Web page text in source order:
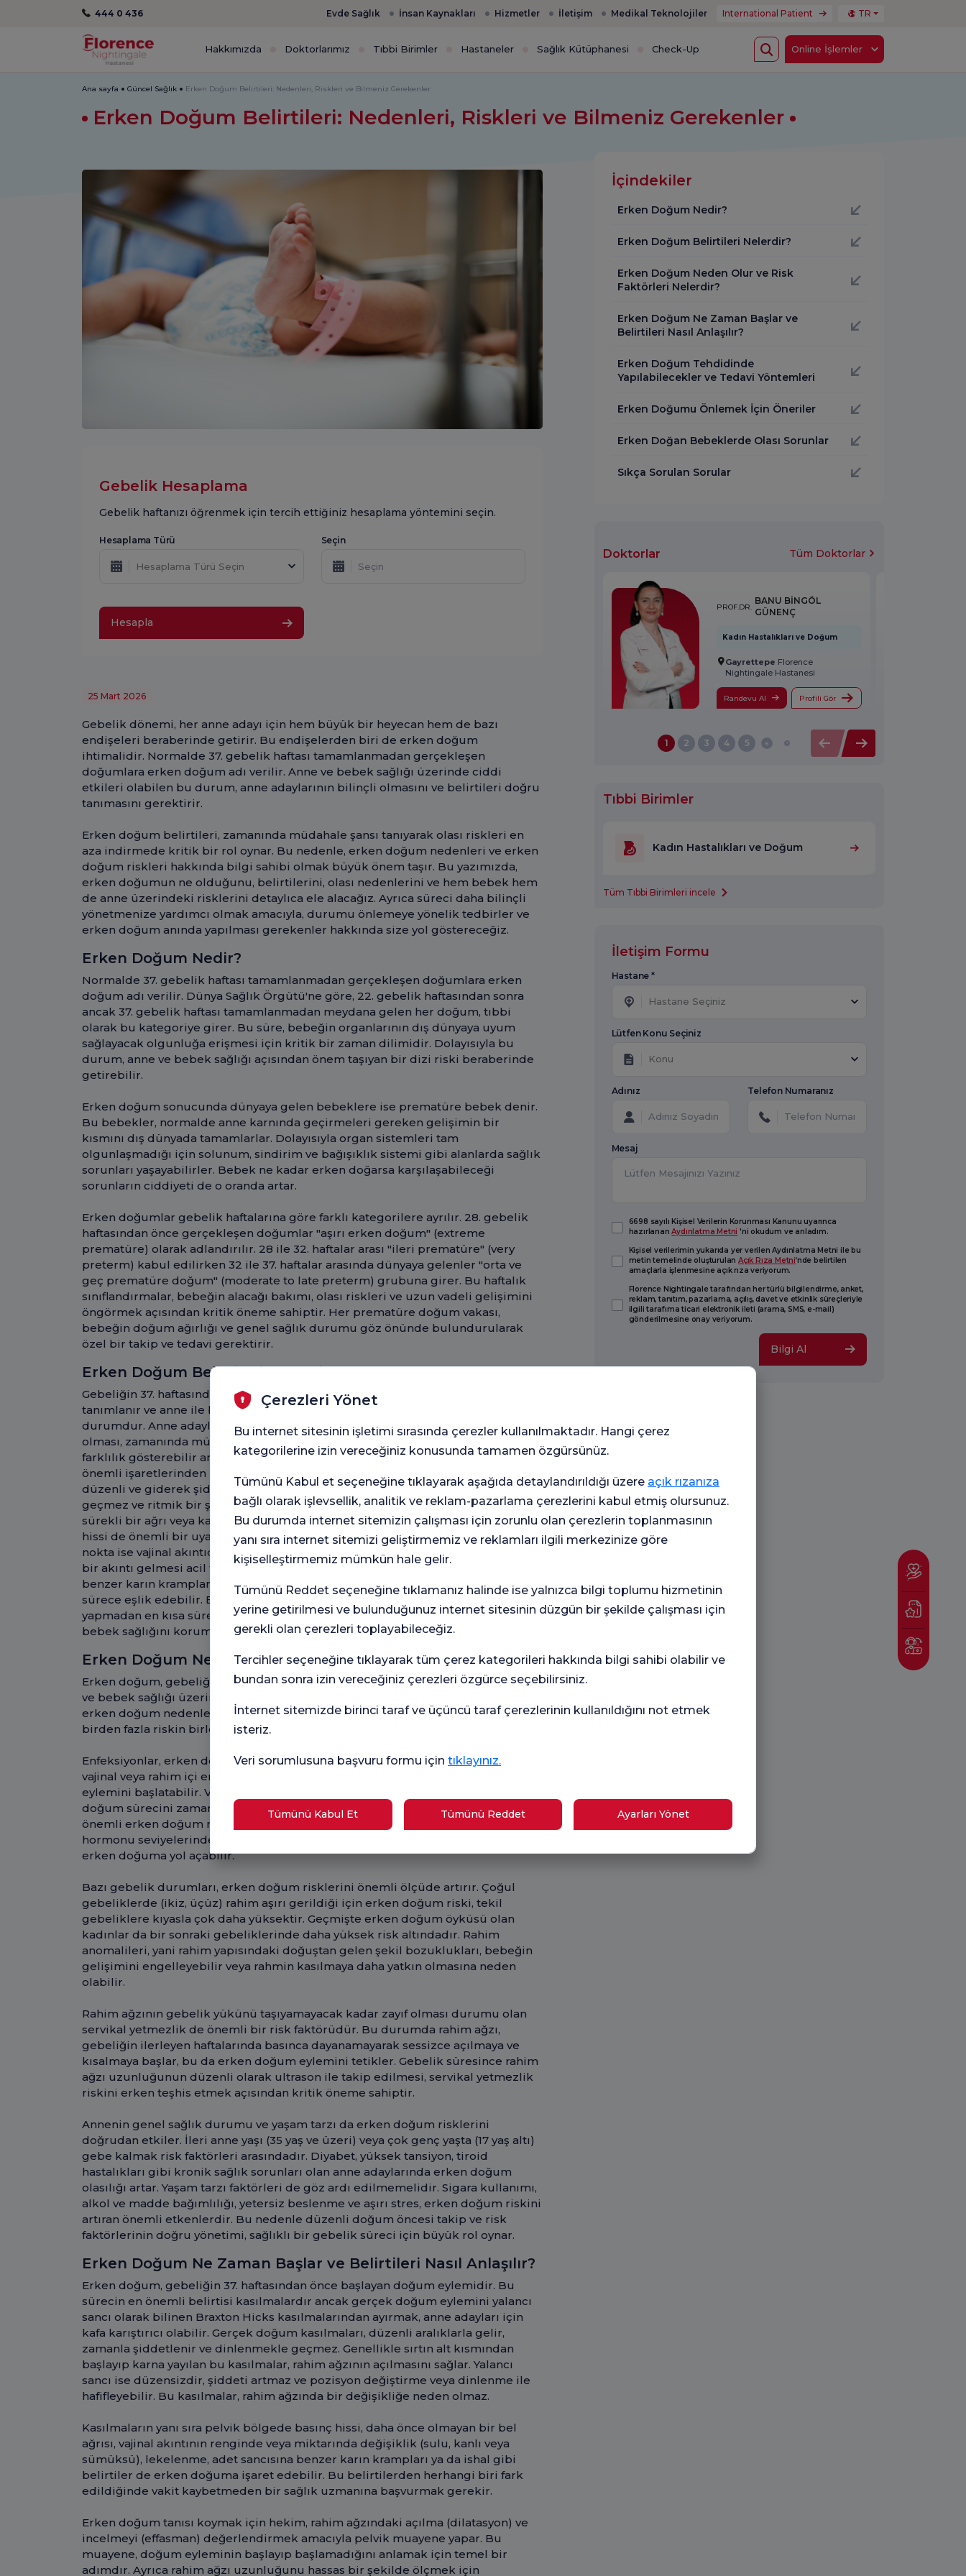
444 0 436 Evde Sağlık İnsan Kaynakları Hizmetler İletişim Medikal Teknolojiler International Patient TR
Hakkımızda Doktorlarımız Tıbbi Birimler Hastaneler Sağlık Kütüphanesi Check-Up Online İşlemler
Ana sayfa Güncel Sağlık Erken Doğum Belirtileri: Nedenleri, Riskleri ve Bilmeniz Gerekenler
Erken Doğum Belirtileri: Nedenleri, Riskleri ve Bilmeniz Gerekenler
Gebelik Hesaplama
Gebelik haftanızı öğrenmek için tercih ettiğiniz hesaplama yöntemini seçin.
Hesaplama Türü
Hesaplama Türü Seçin
Seçin
Hesapla
25 Mart 2026
Gebelik dönemi, her anne adayı için hem büyük bir heyecan hem de bazı
endişeleri beraberinde getirir. Bu endişelerden biri de erken doğum
ihtimalidir. Normalde 37. gebelik haftası tamamlanmadan gerçekleşen
doğumlara erken doğum adı verilir. Anne ve bebek sağlığı üzerinde ciddi
etkileri olabilen bu durum, anne adaylarının bilinçli olmasını ve belirtileri doğru
tanımasını gerektirir.
Erken doğum belirtileri, zamanında müdahale şansı tanıyarak olası riskleri en
aza indirmede kritik bir rol oynar. Bu nedenle, erken doğum nedenleri ve erken
doğum riskleri hakkında bilgi sahibi olmak büyük önem taşır. Bu yazımızda,
erken doğumun ne olduğunu, belirtilerini, olası nedenlerini ve hem bebek hem
de anne üzerindeki risklerini detaylıca ele alacağız. Ayrıca süreci daha bilinçli
yönetmenize yardımcı olmak amacıyla, durumu önlemeye yönelik tedbirler ve
erken doğum anında yapılması gerekenler hakkında size yol göstereceğiz.
Erken Doğum Nedir?
Normalde 37. gebelik haftası tamamlanmadan gerçekleşen doğumlara erken
doğum adı verilir. Dünya Sağlık Örgütü'ne göre, 22. gebelik haftasından sonra
ancak 37. gebelik haftası tamamlanmadan meydana gelen her doğum, tıbbi
olarak bu kategoriye girer. Bu süre, bebeğin organlarının dış dünyaya uyum
sağlayacak olgunluğa erişmesi için kritik bir zaman dilimidir. Dolayısıyla bu
durum, anne ve bebek sağlığı açısından önem taşıyan bir dizi riski beraberinde
getirebilir.
Erken doğum sonucunda dünyaya gelen bebeklere ise prematüre bebek denir.
Bu bebekler, normalde anne karnında geçirmeleri gereken gelişimin bir
kısmını dış dünyada tamamlarlar. Dolayısıyla organ sistemleri tam
olgunlaşmadığı için solunum, sindirim ve bağışıklık sistemi gibi alanlarda sağlık
sorunları yaşayabilirler. Bebek ne kadar erken doğarsa karşılaşabileceği
sorunların ciddiyeti de o oranda artar.
Erken doğumlar gebelik haftalarına göre farklı kategorilere ayrılır. 28. gebelik
haftasından önce gerçekleşen doğumlar "aşırı erken doğum" (extreme
prematüre) olarak adlandırılır. 28 ile 32. haftalar arası "ileri prematüre" (very
preterm) kabul edilirken 32 ile 37. haftalar arasında dünyaya gelenler "orta ve
geç prematüre doğum" (moderate to late preterm) grubuna girer. Bu haftalık
sınıflandırmalar, bebeğin alacağı bakımı, olası riskleri ve uzun vadeli gelişimini
öngörmek açısından kritik öneme sahiptir. Her prematüre doğum vakası,
bebeğin doğum ağırlığı ve genel sağlık durumu göz önünde bulundurularak
özel bir takip ve tedavi gerektirir.
Erken Doğum Belirtileri Nelerdir?
Gebeliğin 37. haftasından önce başlayan doğum eylemi, erken doğum olarak
tanımlanır ve anne ile bebek sağlığı için dikkatle izlenmesi gereken bir
durumdur. Anne adaylarının erken doğum belirtileri hakkında bilgi sahibi
olması, zamanında müdahale için hayati önem taşır. Bu belirtiler her kadında
farklılık gösterebilir ancak bazı yaygın işaretler bulunur. Erken doğumun en
önemli işaretlerinden biri, saatte dörtten fazla veya on dakikada bir tekrarlayan
düzenli ve giderek şiddetlenen rahim kasılmalarıdır. Bu kasılmalar dinlenmeyle
geçmez ve ritmik bir şekilde gelir. Bunun yanı sıra, sırtın alt kısmında hissedilen
sürekli bir ağrı veya kasıklarda bebeğin aşağıya doğru ittiği şeklinde bir basınç
hissi de önemli bir uyarıcıdır. Anne adaylarının dikkat etmesi gereken bir diğer
nokta ise vajinal akıntıdaki değişikliklerdir; su gibi berrak, kanlı veya mukuslu
bir akıntı gelmesi acil tıbbi yardım gerektirebilir. Son olarak, adet sancısına
benzer karın krampları veya ishal gibi sindirim sistemi sorunları da bazen bu
sürece eşlik edebilir. Bu erken doğum belirtileri fark edildiğinde panik
yapmadan en kısa sürede bir sağlık kuruluşuna başvurmak, hem anne hem de
bebek sağlığını korumak için en önemli adımdır.
Erken Doğum Neden Olur ve Risk Faktörleri Nelerdir?
Erken doğum, gebeliğin 37. haftası tamamlanmadan gerçekleşen bir doğumdur
ve bebek sağlığı üzerinde ciddi etkileri olabilir. Bu durumun arkasında yatan
erken doğum nedenleri oldukça çeşitlidir ve genellikle tek bir faktörden ziyade
birden fazla riskin birleşimiyle ortaya çıkar.
Enfeksiyonlar, erken doğumun en bilinen nedenlerindendir. Özellikle idrar yolu,
vajinal veya rahim içi enfeksiyonlar rahim kasılmalarını tetikleyerek doğum
eylemini başlatabilir. Vücudun bu enfeksiyonlara verdiği iltihaplanma yanıtı,
doğum sürecini zamanından önce tetikleyebilir. Hormonal değişimler de
önemli erken doğum nedenleri arasında yer alır. Gebelik sırasında progesteron
hormonu seviyelerindeki yetersizlik, rahim kasılmalarını düzenleyemeyerek
erken doğuma yol açabilir.
Bazı gebelik durumları, erken doğum risklerini önemli ölçüde artırır. Çoğul
gebeliklerde (ikiz, üçüz) rahim aşırı gerildiği için erken doğum riski, tekil
gebeliklere kıyasla çok daha yüksektir. Geçmişte erken doğum öyküsü olan
kadınlar da bir sonraki gebeliklerinde daha yüksek risk altındadır. Rahim
anomalileri, yani rahim yapısındaki doğuştan gelen şekil bozuklukları, bebeğin
gelişimini engelleyebilir veya rahmin kasılmaya daha yatkın olmasına neden
olabilir.
Rahim ağzının gebelik yükünü taşıyamayacak kadar zayıf olması durumu olan
servikal yetmezlik de önemli bir risk faktörüdür. Bu durumda rahim ağzı,
gebeliğin ilerleyen haftalarında basınca dayanamayarak sessizce açılmaya ve
kısalmaya başlar, bu da erken doğum eylemini tetikler. Gebelik süresince rahim
ağzı uzunluğunun düzenli olarak ultrason ile takip edilmesi, servikal yetmezlik
riskini erken teşhis etmek açısından kritik öneme sahiptir.
Annenin genel sağlık durumu ve yaşam tarzı da erken doğum risklerini
doğrudan etkiler. İleri anne yaşı (35 yaş ve üzeri) veya çok genç yaşta (17 yaş altı)
gebe kalmak risk faktörleri arasındadır. Diyabet, yüksek tansiyon, tiroid
hastalıkları gibi kronik sağlık sorunları olan anne adaylarında erken doğum
olasılığı artar. Yaşam tarzı faktörleri de göz ardı edilmemelidir. Sigara kullanımı,
alkol ve madde bağımlılığı, yetersiz beslenme ve aşırı stres, erken doğum riskini
artıran önemli etkenlerdir. Bu nedenle düzenli doğum öncesi takip ve risk
faktörlerinin doğru yönetimi, sağlıklı bir gebelik süreci için büyük rol oynar.
Erken Doğum Ne Zaman Başlar ve Belirtileri Nasıl Anlaşılır?
Erken doğum, gebeliğin 37. haftasından önce başlayan doğum eylemidir. Bu
sürecin en önemli belirtisi kasılmalardır ancak gerçek doğum eylemini yalancı
sancı olarak bilinen Braxton Hicks kasılmalarından ayırmak, anne adayları için
kafa karıştırıcı olabilir. Gerçek doğum kasılmaları, düzenli aralıklarla gelir,
zamanla şiddetlenir ve dinlenmekle geçmez. Genellikle sırtın alt kısmından
başlayıp karna yayılan bu kasılmalar, rahim ağzının açılmasını sağlar. Yalancı
sancı ise düzensizdir, şiddeti artmaz ve pozisyon değiştirme veya dinlenme ile
hafifleyebilir. Bu kasılmalar, rahim ağzında bir değişikliğe neden olmaz.
Kasılmaların yanı sıra pelvik bölgede basınç hissi, daha önce olmayan bir bel
ağrısı, vajinal akıntının renginde veya miktarında değişiklik (sulu, kanlı veya
sümüksü), lekelenme, adet sancısına benzer karın krampları ya da ishal gibi
belirtiler de erken doğuma işaret edebilir. Bu belirtilerden herhangi biri fark
edildiğinde vakit kaybetmeden bir sağlık uzmanına başvurmak gerekir.
Erken doğum tanısı koymak için hekim, rahim ağzındaki açılma (dilatasyon) ve
incelmeyi (effasman) değerlendirmek amacıyla pelvik muayene yapar. Bu
muayene, doğum eyleminin başlayıp başlamadığını anlamak için temel bir
adımdır. Ayrıca rahim ağzı uzunluğunu hassas bir şekilde ölçmek için
İçindekiler
Erken Doğum Nedir?
Erken Doğum Belirtileri Nelerdir?
Erken Doğum Neden Olur ve Risk
Faktörleri Nelerdir?
Erken Doğum Ne Zaman Başlar ve
Belirtileri Nasıl Anlaşılır?
Erken Doğum Tehdidinde
Yapılabilecekler ve Tedavi Yöntemleri
Erken Doğumu Önlemek İçin Öneriler
Erken Doğan Bebeklerde Olası Sorunlar
Sıkça Sorulan Sorular
Doktorlar Tüm Doktorlar
PROF.DR.
BANU BİNGÖL
GÜNENÇ
Kadın Hastalıkları ve Doğum
Gayrettepe Florence
Nightingale Hastanesi
Randevu Al Profili Gör
1 2 3 4 5 6 9
Tıbbi Birimler
Kadın Hastalıkları ve Doğum
Tüm Tıbbi Birimleri incele
İletişim Formu
Hastane *
Hastane Seçiniz
Lütfen Konu Seçiniz
Konu
Adınız Telefon Numaranız
Mesaj
6698 sayılı Kişisel Verilerin Korunması Kanunu uyarınca
hazırlananAydınlatma Metni 'ni okudum ve anladım.
Kişisel verilerimin yukarıda yer verilen Aydınlatma Metni ile bu
metin temelinde oluşturulan Açık Rıza Metni’nde belirtilen
amaçlarla işlenmesine açık rıza veriyorum.
Florence Nightingale tarafından her türlü bilgilendirme, anket,
reklam, tanıtım, pazarlama, açılış, davet ve etkinlik süreçleriyle
ilgili tarafıma ticari elektronik ileti (arama, SMS, e-mail)
gönderilmesine onay veriyorum.
Bilgi Al
Çerezleri Yönet
Bu internet sitesinin işletimi sırasında çerezler kullanılmaktadır. Hangi çerez
kategorilerine izin vereceğiniz konusunda tamamen özgürsünüz.
Tümünü Kabul et seçeneğine tıklayarak aşağıda detaylandırıldığı üzere açık rızanıza
bağlı olarak işlevsellik, analitik ve reklam-pazarlama çerezlerini kabul etmiş olursunuz.
Bu durumda internet sitemizin çalışması için zorunlu olan çerezlerin toplanmasının
yanı sıra internet sitemizi geliştirmemiz ve reklamları ilgili merkezinize göre
kişiselleştirmemiz mümkün hale gelir.
Tümünü Reddet seçeneğine tıklamanız halinde ise yalnızca bilgi toplumu hizmetinin
yerine getirilmesi ve bulunduğunuz internet sitesinin düzgün bir şekilde çalışması için
gerekli olan çerezleri toplayabileceğiz.
Tercihler seçeneğine tıklayarak tüm çerez kategorileri hakkında bilgi sahibi olabilir ve
bundan sonra izin vereceğiniz çerezleri özgürce seçebilirsiniz.
İnternet sitemizde birinci taraf ve üçüncü taraf çerezlerinin kullanıldığını not etmek
isteriz.
Veri sorumlusuna başvuru formu için tıklayınız.
Tümünü Kabul Et Tümünü Reddet Ayarları Yönet